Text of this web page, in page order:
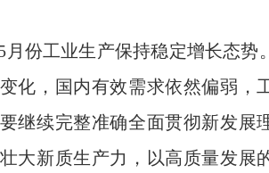
月份工业生产保持稳定增长态势
化，国内有效需求依然偏弱，
继续完整准确全面贯彻新发展
大新质生产力，以高质量发展